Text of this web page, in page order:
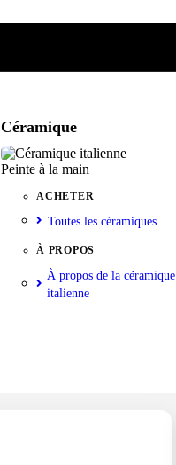
Céramique
Peinte à la main
ACHETER
Toutes les céramiques
À PROPOS
À propos de la céramique
italienne